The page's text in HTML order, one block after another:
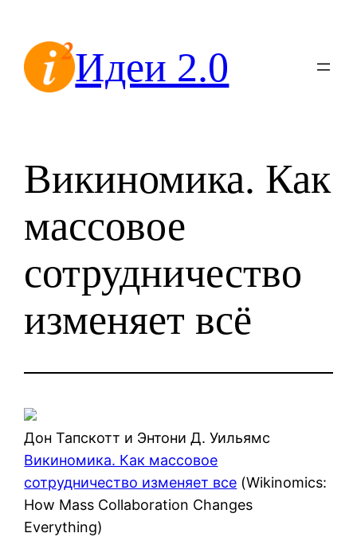
содержимомуИдеи 2.0
Викиномика. Как
массовое
сотрудничество
изменяет всё
Дон Тапскотт и Энтони Д. Уильямс
Викиномика. Как массовое
сотрудничество изменяет все (Wikinomics:
How Mass Collaboration Changes
Everything)